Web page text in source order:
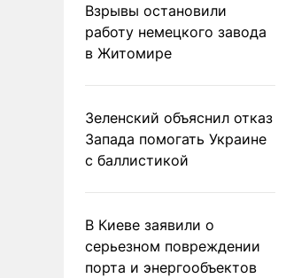
Взрывы остановили
работу немецкого завода
в Житомире
Зеленский объяснил отказ
Запада помогать Украине
с баллистикой
В Киеве заявили о
серьезном повреждении
порта и энергообъектов